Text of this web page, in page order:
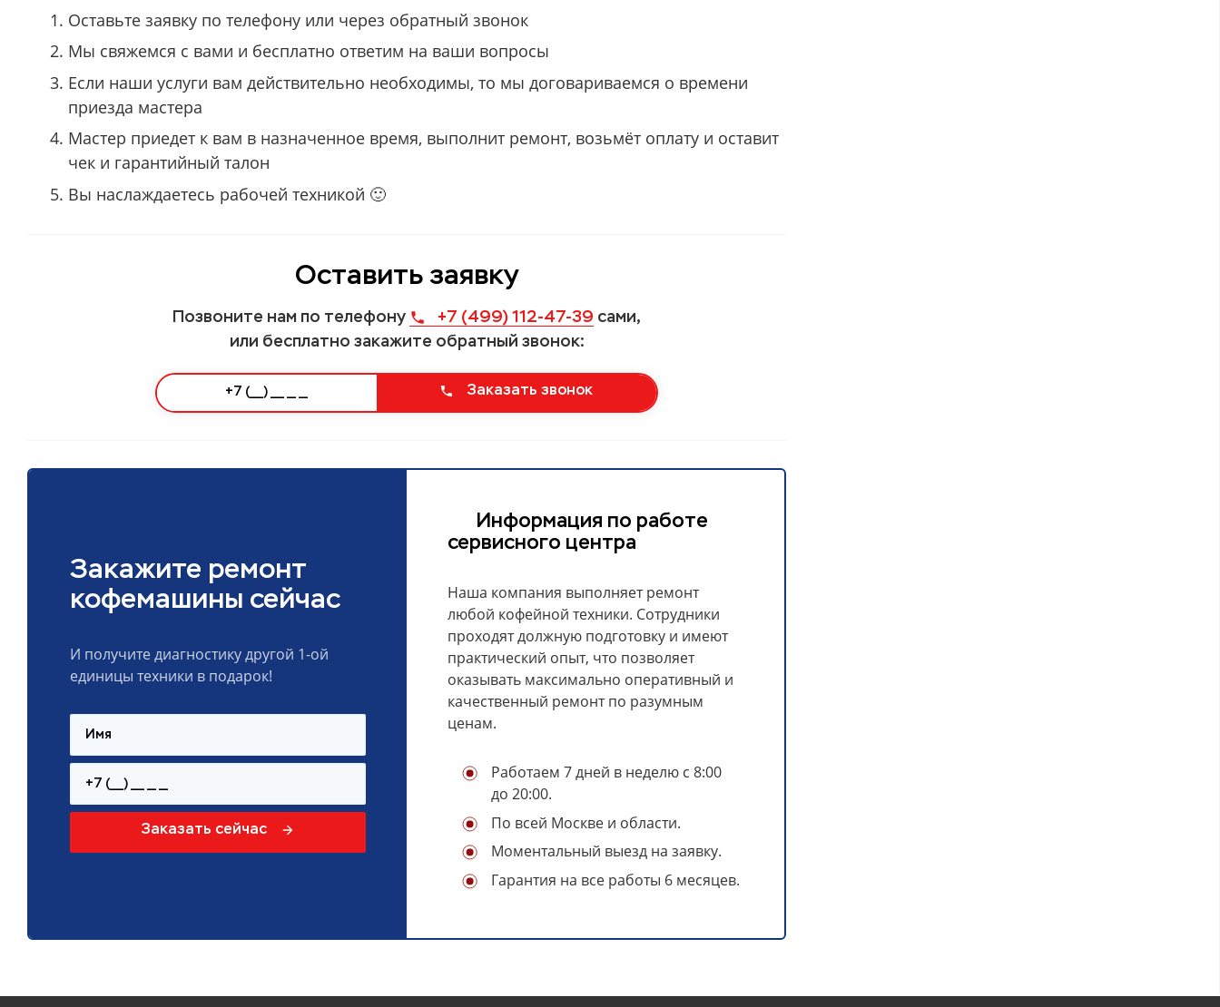
Оставьте заявку по телефону или через обратный звонок
Мы свяжемся с вами и бесплатно ответим на ваши вопросы
Если наши услуги вам действительно необходимы, то мы договариваемся о времени
приезда мастера
Мастер приедет к вам в назначенное время, выполнит ремонт, возьмёт оплату и оставит
чек и гарантийный талон
Вы наслаждаетесь рабочей техникой 🙂
Оставить заявку
Позвоните нам по телефону +7 (499) 112-47-39 сами,
или бесплатно закажите обратный звонок:
Заказать звонок
Закажите ремонт
кофемашины сейчас
И получите диагностику другой 1-ой
единицы техники в подарок!
Заказать сейчас
Информация по работе
сервисного центра
Наша компания выполняет ремонт
любой кофейной техники. Сотрудники
проходят должную подготовку и имеют
практический опыт, что позволяет
оказывать максимально оперативный и
качественный ремонт по разумным
ценам.
Работаем 7 дней в неделю с 8:00
до 20:00.
По всей Москве и области.
Моментальный выезд на заявку.
Гарантия на все работы 6 месяцев.